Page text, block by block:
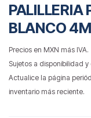
PALILLERIA
BLANCO
Precios en MXN más IVA.
Sujetos a disponibilidad
Actualice la página
inventario más reciente.